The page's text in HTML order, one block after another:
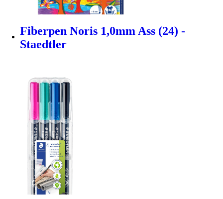
Fiberpen Noris 1,0mm Ass (24) -
Staedtler